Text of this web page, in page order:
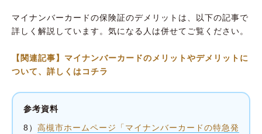
マイナンバーカードの保険証のデメリットは、以下の記事で
詳しく解説しています。気になる人は併せてご覧ください。
【関連記事】マイナンバーカードのメリットやデメリットに
ついて、詳しくはコチラ
参考資料
8） 高槻市ホームページ「マイナンバーカードの特急発